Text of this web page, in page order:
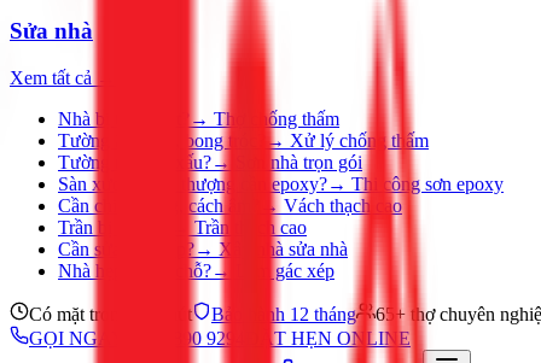
Sửa nhà
Xem tất cả →
Nhà bị thấm dột?
→ Thợ chống thấm
Tường ẩm mốc, bong tróc?
→ Xử lý chống thấm
Tường nhà cũ, xấu?→
Sơn nhà trọn gói
Sàn xưởng, sân thượng cần epoxy?→ Thi công sơn epoxy
Cần chia phòng, cách âm?
→ Vách thạch cao
Trần bị ố, nứt?
Trần thạch cao
Cần sửa nhà gấp?→ Xây nhà sửa nhà
Nhà hẹp, thiếu chỗ?→ Làm gác xép
Có mặt trong 30 phút Bảo hành 12 tháng
65+ thợ chuyên
GỌI NGAY 028 3890 9294
ĐẶT HẸN ONLINE